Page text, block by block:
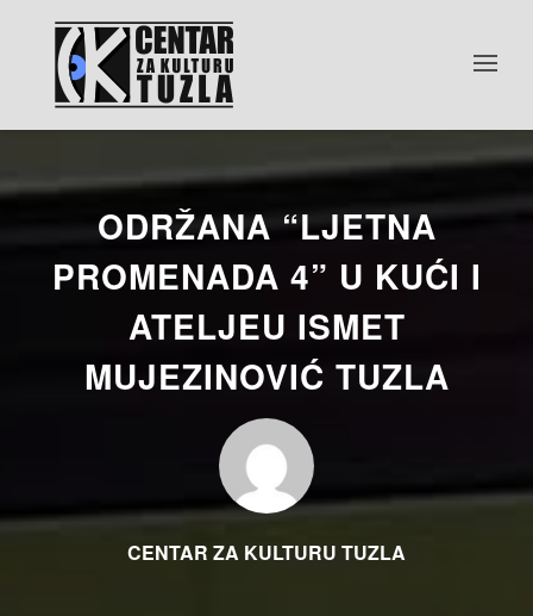
ODRŽANA “LJETNA
PROMENADA 4” U KUĆI I
ATELJEU ISMET
MUJEZINOVIĆ TUZLA
CENTAR ZA KULTURU TUZLA